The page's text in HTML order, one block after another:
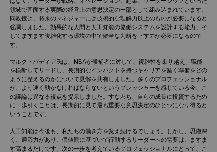
領域で直面する実際の経営上の意思決定の一部として組み込まれています。
同教授は、将来のマネジャーには技術的な理解力以上のものが必要になると
強調しました。効果的な人間と人工知能の協働システムを設計する能力、そ
してますます複雑化する環境の中で健全な判断を下す力が必要になるので
す。
マルク・バディア氏は、MBAが候補者に対して、複雑性を乗り越え、職能
を横断してリードし、長期的なインパクトを持つキャリアを築く準備をどの
ように整えるのかについて見解を共有しました。多くのプロフェッショナル
が、より速く動かなければならないというプレッシャーを感じている今、こ
の議論は異なる視点を提示しました。すなわち、自らの成長に投資するため
に一歩引くことは、長期的に見て最も重要な意思決定のひとつになり得ると
いうことです。
人工知能は今後も、私たちの働き方を変え続けるでしょう。しかし、思慮深
く、適応力があり、価値観に基づいて行動するリーダーへの需要は、ますま
す高まるだけです。次の一歩を考えているプロフェッショナルにとって、こ